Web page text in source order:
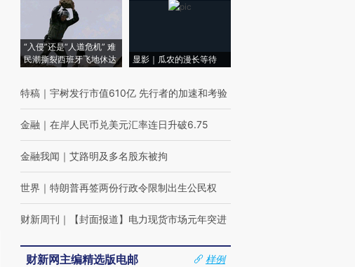
“入侵”还是“人道危机” 难
民潮撕裂西班牙飞地休达
显影｜瓜农的漫长等待
特稿 ｜ 宇树发行市值610亿 先行者的加速和考验
金融 ｜ 在岸人民币兑美元汇率连日升破6.75
金融我闻 ｜ 艾路明及多名股东被拘
世界 ｜ 特朗普再签两份行政令限制出生公民权
财新周刊 ｜ 【封面报道】电力现货市场元年突进
财新网主编精选版电邮
样例